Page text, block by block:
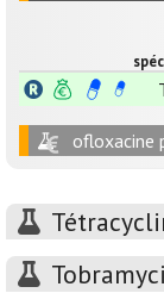
ofloxacine